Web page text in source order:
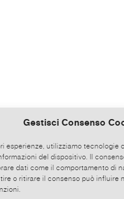
Gestisci Consenso
esperienze, utilizziamo tecnologie
del dispositivo. Il
dati come il comportamento di
o ritirare il consenso può influire